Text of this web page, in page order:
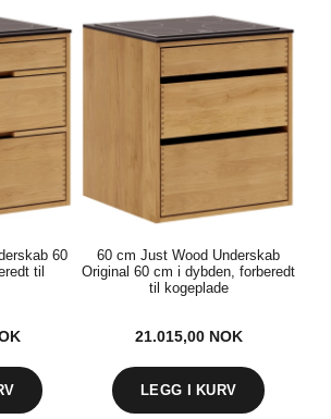
kommer i størrelser fra 40 cm til 100 cm i
i dybden.
60
til
60 cm Just Wood Underskab
Original 60 cm i dybden, forberedt
til kogeplade
21.015,00 NOK